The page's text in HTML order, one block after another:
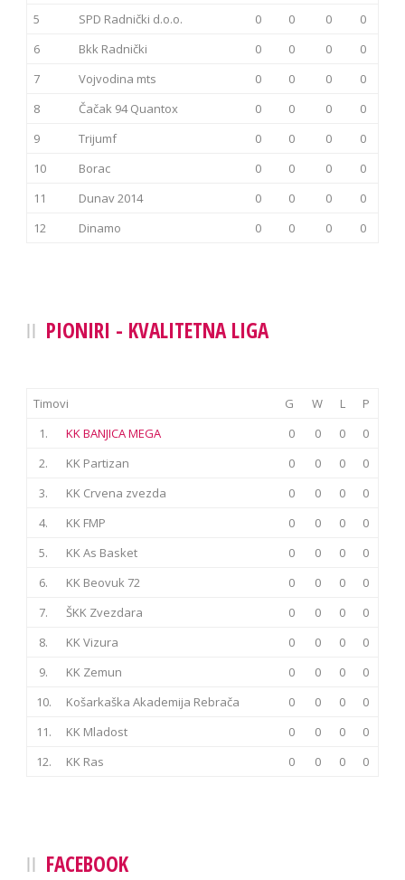
5
SPD Radnički d.o.o. 0 0 0
0
6
Bkk Radnički 0 0 0
0
7
Vojvodina mts 0 0 0
0
8
Čačak 94 Quantox 0 0 0
0
9
Trijumf 0 0 0
0
10
Borac 0 0 0
0
11
Dunav 2014 0 0 0
0
12
Dinamo 0 0 0 0
PIONIRI - KVALITETNA LIGA
Timovi G W L
P
1.
KK BANJICA MEGA 0 0 0
0
2.
KK Partizan 0 0 0
0
3.
KK Crvena zvezda 0 0 0
0
4.
KK FMP 0 0 0
0
5.
KK As Basket 0 0 0
0
6.
KK Beovuk 72 0 0 0
0
7.
ŠKK Zvezdara 0 0 0
0
8.
KK Vizura 0 0 0
0
9.
KK Zemun 0 0 0
0
10.
Košarkaška Akademija Rebrača 0 0 0
0
11.
KK Mladost 0 0 0
0
12.
KK Ras 0 0 0 0
FACEBOOK